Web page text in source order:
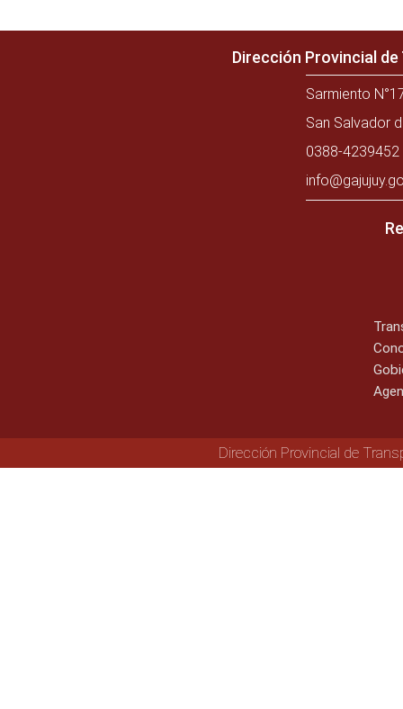
Dirección Provincial
Sarmiento
San Salvador
0388-
Dirección Provincial de